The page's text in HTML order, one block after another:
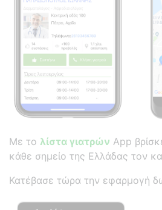
Με το λίστα γιατρών App
κάθε σημείο της Ελλάδας τον
Κατέβασε τώρα την εφαρμογή